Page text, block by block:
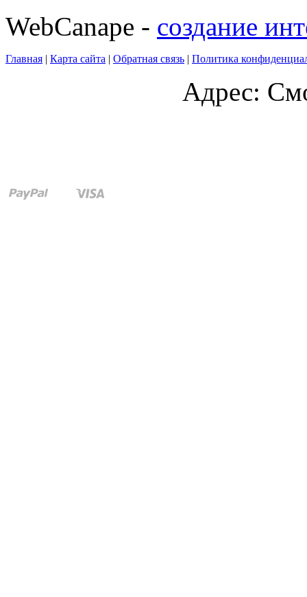
WebCanape - создание
Главная | Карта сайта | Обратная связь | Политика
Адрес: